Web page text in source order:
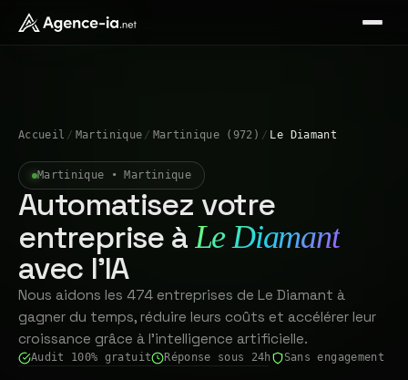
Accueil / Martinique / Martinique (972) / Le Diamant
Martinique • Martinique
Automatisez votre
entreprise à Le Diamant
avec l'IA
Nous aidons les 474 entreprises de Le Diamant à
gagner du temps, réduire leurs coûts et accélérer leur
croissance grâce à l'intelligence artificielle.
Audit 100% gratuit Réponse sous 24h Sans engagement